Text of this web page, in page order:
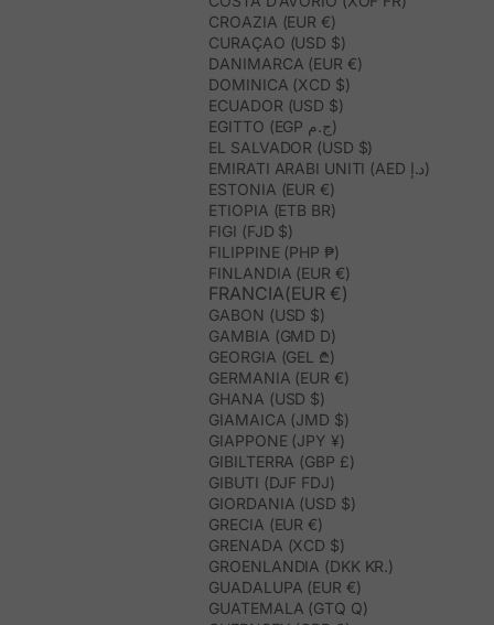
CROAZIA (EUR €)
CURAÇAO (USD $)
DANIMARCA (EUR €)
DOMINICA (XCD $)
ECUADOR (USD $)
EGITTO (EGP ج.م)
EL SALVADOR (USD $)
EMIRATI ARABI UNITI (AED د.إ)
ESTONIA (EUR €)
ETIOPIA (ETB BR)
FIGI (FJD $)
FILIPPINE (PHP ₱)
FINLANDIA (EUR €)
FRANCIA(EUR €)
GABON (USD $)
GAMBIA (GMD D)
GEORGIA (GEL ₾)
GERMANIA (EUR €)
GHANA (USD $)
GIAMAICA (JMD $)
GIAPPONE (JPY ¥)
GIBILTERRA (GBP £)
GIBUTI (DJF FDJ)
GIORDANIA (USD $)
GRECIA (EUR €)
GRENADA (XCD $)
GROENLANDIA (DKK KR.)
GUADALUPA (EUR €)
GUATEMALA (GTQ Q)